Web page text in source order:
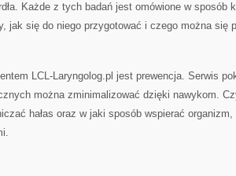
Każde z tych badań jest omówione w sposób
jak się do niego przygotować i czego można się
LCL-Laryngolog.pl jest prewencja. Serwis
można zminimalizować dzięki nawykom.
hałas oraz w jaki sposób wspierać